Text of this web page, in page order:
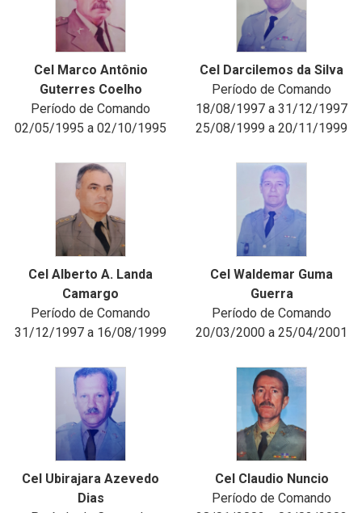
Cel Marco Antônio
Guterres Coelho
Período de Comando
02/05/1995 a 02/10/1995
Cel Darcilemos da Silva
Período de Comando
18/08/1997 a 31/12/1997
25/08/1999 a 20/11/1999
Cel Alberto A. Landa
Camargo
Período de Comando
31/12/1997 a 16/08/1999
Cel Waldemar Guma
Guerra
Período de Comando
20/03/2000 a 25/04/2001
Cel Ubirajara Azevedo
Dias
Cel Claudio Nuncio
Período de Comando